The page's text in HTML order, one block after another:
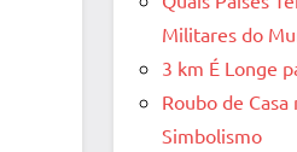
Militares do
3 km É Longe
Roubo de
Simbolismo